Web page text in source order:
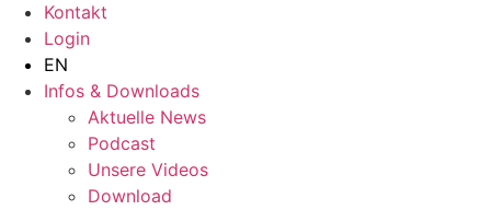
Kontakt
Login
EN
Infos & Downloads
Aktuelle News
Podcast
Unsere Videos
Download